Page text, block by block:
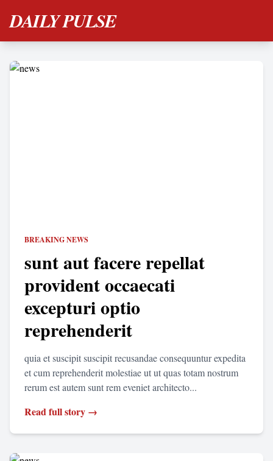
DAILY PULSE
BREAKING NEWS
sunt aut facere repellat
provident occaecati
excepturi optio
reprehenderit
quia et suscipit suscipit recusandae consequuntur expedita
et cum reprehenderit molestiae ut ut quas totam nostrum
rerum est autem sunt rem eveniet architecto...
Read full story →